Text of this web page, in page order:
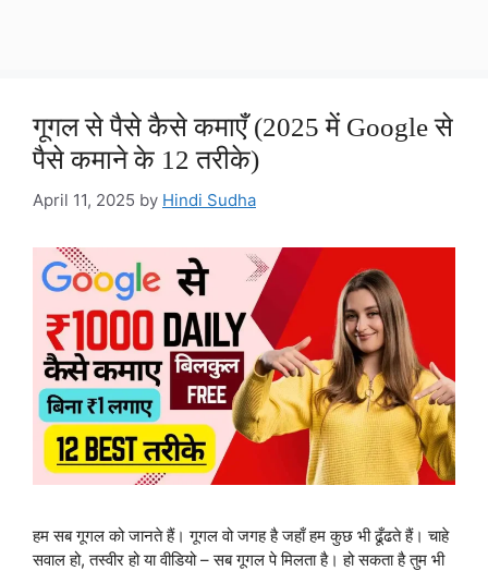
गूगल से पैसे कैसे कमाएँ (2025 में Google से
पैसे कमाने के 12 तरीके)
April 11, 2025 by Hindi Sudha
हम सब गूगल को जानते हैं। गूगल वो जगह है जहाँ हम कुछ भी ढूँढते हैं। चाहे
सवाल हो, तस्वीर हो या वीडियो – सब गूगल पे मिलता है। हो सकता है तुम भी